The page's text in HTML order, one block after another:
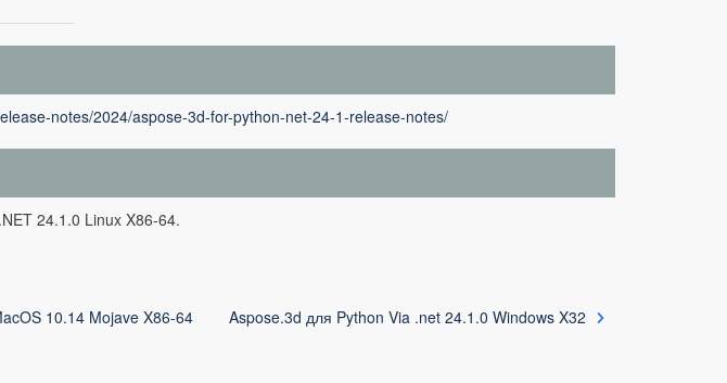
notes/2024/aspose-3d-for-python-net-24-1-release-notes/
24.1.0 Linux X86-64.
10.14 Mojave X86-64 Aspose.3d для Python Via .net 24.1.0 Windows X32